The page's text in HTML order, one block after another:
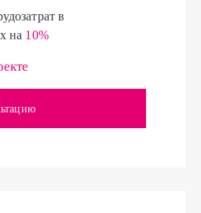
в
на 10%